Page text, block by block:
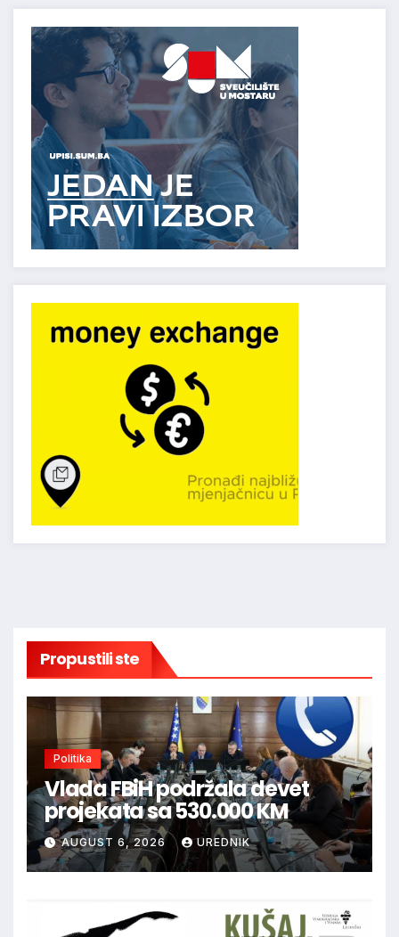
Propustili ste
Politika
Vlada FBiH podržala devet
projekata sa 530.000 KM
AUGUST 6, 2026 UREDNIK